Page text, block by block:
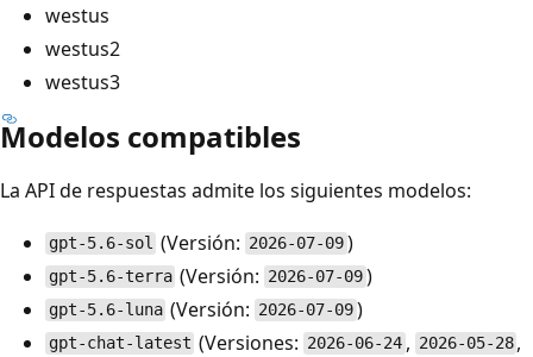
westus
westus2
westus3
Modelos compatibles
La API de respuestas admite los siguientes modelos:
gpt-5.6-sol (Versión: 2026-07-09)
gpt-5.6-terra (Versión: 2026-07-09)
gpt-5.6-luna (Versión: 2026-07-09)
gpt-chat-latest (Versiones: 2026-06-24 , 2026-05-28 ,